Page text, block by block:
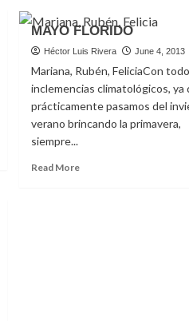
Y
FRIO
MAYO FLORIDO
Héctor Luis Rivera June 4, 2013
Mariana, Rubén, FeliciaCon
inclemencias climatológicos, ya
prácticamente pasamos del
verano brincando la primavera,
siempre...
Read MoreRead